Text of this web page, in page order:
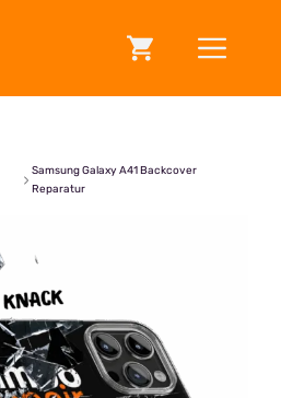
Samsung Galaxy A41 Backcover
Reparatur